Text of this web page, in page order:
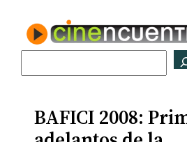
contenido
BAFICI 2008: